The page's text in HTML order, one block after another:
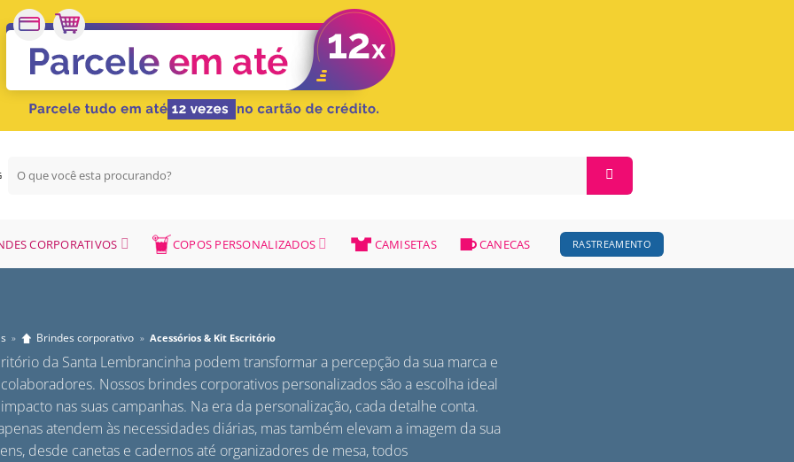
por:
CORPORATIVOS COPOS PERSONALIZADOS CAMISETAS CANECAS RASTREAMENTO
» Brindes corporativo » Acessórios & Kit Escritório
da Santa Lembrancinha podem transformar a percepção da sua marca e
Nossos brindes corporativos personalizados são a escolha ideal
nas suas campanhas. Na era da personalização, cada detalhe conta.
atendem às necessidades diárias, mas também elevam a imagem da sua
desde canetas e cadernos até organizadores de mesa, todos